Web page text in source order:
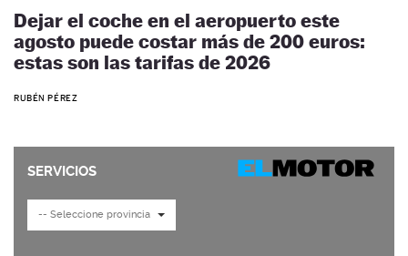
Dejar el coche en el aeropuerto este
agosto puede costar más de 200 euros:
estas son las tarifas de 2026
RUBÉN PÉREZ